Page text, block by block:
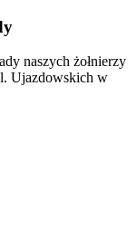
naszych żołnierzy
Ujazdowskich w